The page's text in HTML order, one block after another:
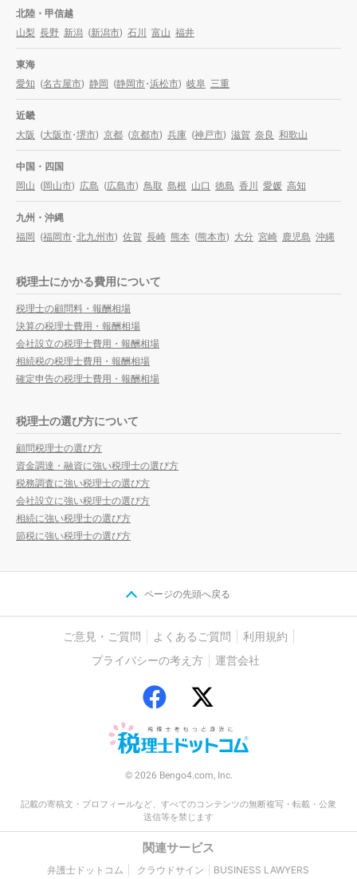
北陸・甲信越
山梨 長野 新潟 (新潟市) 石川 富山 福井
東海
愛知 (名古屋市) 静岡 (静岡市・浜松市) 岐阜 三重
近畿
大阪 (大阪市・堺市) 京都 (京都市) 兵庫 (神戸市) 滋賀 奈良 和歌山
中国・四国
岡山 (岡山市) 広島 (広島市) 鳥取 島根 山口 徳島 香川 愛媛 高知
九州・沖縄
福岡 (福岡市・北九州市) 佐賀 長崎 熊本 (熊本市) 大分 宮崎 鹿児島 沖縄
税理士にかかる費用について
税理士の顧問料・報酬相場
決算の税理士費用・報酬相場
会社設立の税理士費用・報酬相場
相続税の税理士費用・報酬相場
確定申告の税理士費用・報酬相場
税理士の選び方について
顧問税理士の選び方
資金調達・融資に強い税理士の選び方
税務調査に強い税理士の選び方
会社設立に強い税理士の選び方
相続に強い税理士の選び方
節税に強い税理士の選び方
ページの先頭へ戻る
ご意見・ご質問 よくあるご質問
利用規約
プライバシーの考え方
運営会社
© 2026 Bengo4.com, Inc.
記載の寄稿文・プロフィールなど、すべてのコンテンツの無断複写・転載・公衆
送信等を禁じます
関連サービス
弁護士ドットコム クラウドサイン BUSINESS LAWYERS